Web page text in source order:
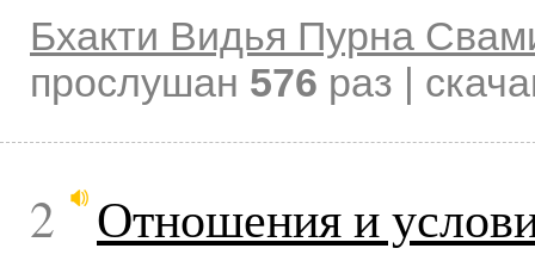
Бхакти Видья Пурна
прослушан 576 раз |
2 Отношения и